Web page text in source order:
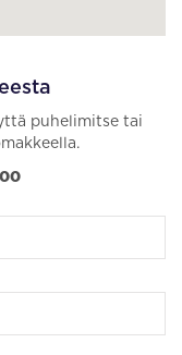
puhelimitse tai